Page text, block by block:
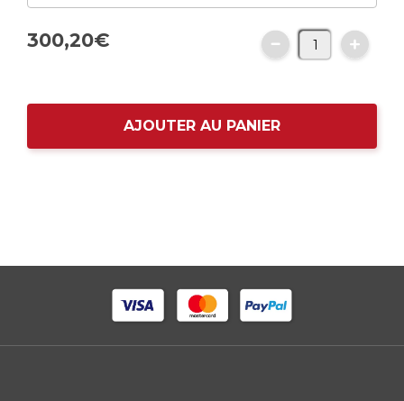
300,20€
AJOUTER AU PANIER